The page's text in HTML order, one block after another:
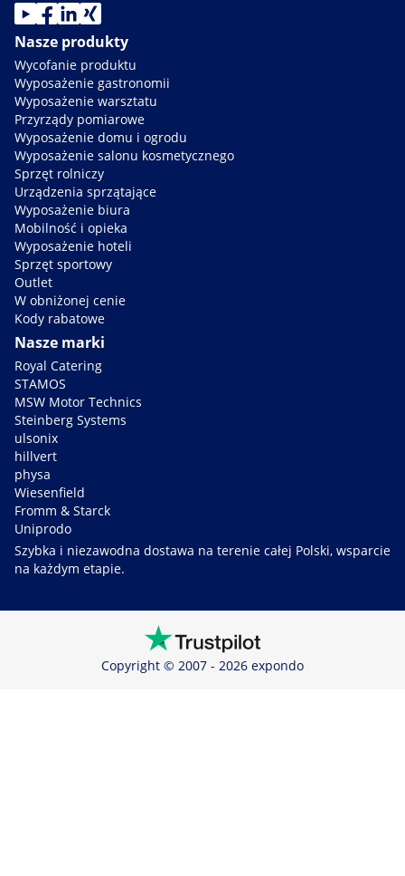
Nasze produkty
Wycofanie produktu
Wyposażenie gastronomii
Wyposażenie warsztatu
Przyrządy pomiarowe
Wyposażenie domu i ogrodu
Wyposażenie salonu kosmetycznego
Sprzęt rolniczy
Urządzenia sprzątające
Wyposażenie biura
Mobilność i opieka
Wyposażenie hoteli
Sprzęt sportowy
Outlet
W obniżonej cenie
Kody rabatowe
Nasze marki
Royal Catering
STAMOS
MSW Motor Technics
Steinberg Systems
ulsonix
hillvert
physa
Wiesenfield
Fromm & Starck
Uniprodo
Szybka i niezawodna dostawa na terenie całej Polski, wsparcie
na każdym etapie.
Copyright © 2007 - 2026 expondo